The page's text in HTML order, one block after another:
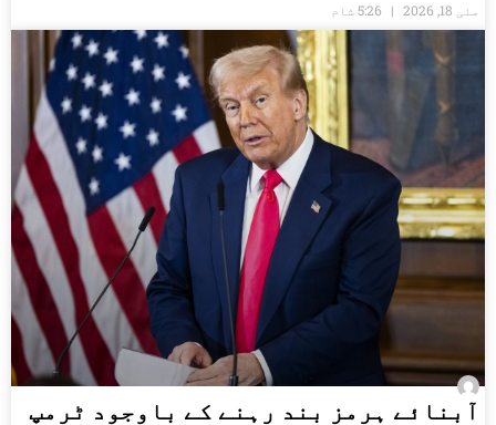
مئی 18, 2026
آبنائے ہرمز بند رہنے کے باوجود ٹرمپ